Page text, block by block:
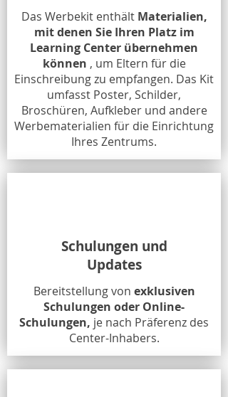
Das Werbekit enthält Materialien,
mit denen Sie Ihren Platz im
Learning Center übernehmen
können , um Eltern für die
Einschreibung zu empfangen. Das Kit
umfasst Poster, Schilder,
Broschüren, Aufkleber und andere
Werbematerialien für die Einrichtung
Ihres Zentrums.
Schulungen und
Updates
Bereitstellung von exklusiven
Schulungen oder Online-
Schulungen, je nach Präferenz des
Center-Inhabers.